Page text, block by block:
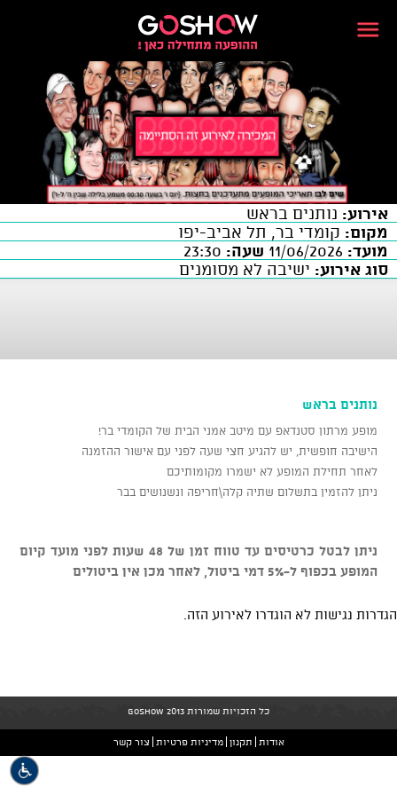
אירוע: נותנים בראש
מקום: קומדי בר, תל אביב-יפו
מועד:
שעה:
סוג אירוע: ישיבה לא מסומנים
נותנים בראש
מופע מרתון סטנדאפ עם מיטב אמני הבית של הקומדי בר!
הישיבה חופשית, יש להגיע חצי שעה לפני עם אישור ההזמנה
לאחר תחילת המופע לא ישמרו מקומותיכם
ניתן להזמין בתשלום שתיה קלה\חריפה ונשנושים בבר
ניתן לבטל כרטיסים עד טווח זמן של 48 שעות לפני מועד קיום
המופע בכפוף ל-5% דמי ביטול, לאחר מכן אין ביטולים
הגדרות נגישות לא הוגדרו לאירוע הזה.
כל הזכויות שמורות GoShow 2013
אודות תקנון מדיניות פרטיות צור קשר